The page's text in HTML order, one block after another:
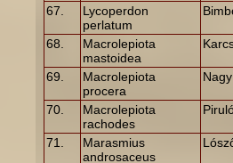
67.
Lycoperdon
perlatum
68.
Macrolepiota
mastoidea
69.
Macrolepiota
procera
70.
Macrolepiota
rachodes
71.
Marasmius
androsaceus